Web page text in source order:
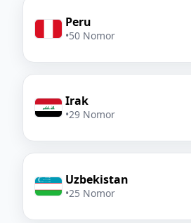
Peru
•50 Nomor
Irak
•29 Nomor
Uzbekistan
•25 Nomor